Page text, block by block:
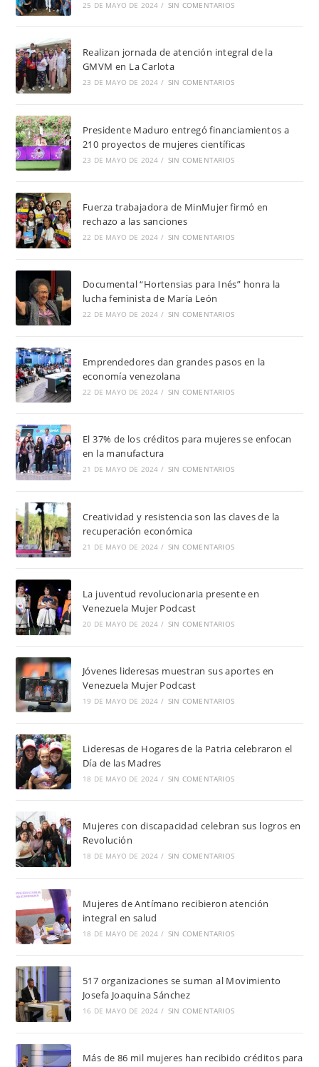
25 DE MAYO DE 2024 / SIN COMENTARIOS
Realizan jornada de atención integral de la
GMVM en La Carlota
23 DE MAYO DE 2024 / SIN COMENTARIOS
Presidente Maduro entregó financiamientos a
210 proyectos de mujeres científicas
23 DE MAYO DE 2024 / SIN COMENTARIOS
Fuerza trabajadora de MinMujer firmó en
rechazo a las sanciones
22 DE MAYO DE 2024 / SIN COMENTARIOS
Documental “Hortensias para Inés” honra la
lucha feminista de María León
22 DE MAYO DE 2024 / SIN COMENTARIOS
Emprendedores dan grandes pasos en la
economía venezolana
22 DE MAYO DE 2024 / SIN COMENTARIOS
El 37% de los créditos para mujeres se enfocan
en la manufactura
21 DE MAYO DE 2024 / SIN COMENTARIOS
Creatividad y resistencia son las claves de la
recuperación económica
21 DE MAYO DE 2024 / SIN COMENTARIOS
La juventud revolucionaria presente en
Venezuela Mujer Podcast
20 DE MAYO DE 2024 / SIN COMENTARIOS
Jóvenes lideresas muestran sus aportes en
Venezuela Mujer Podcast
19 DE MAYO DE 2024 / SIN COMENTARIOS
Lideresas de Hogares de la Patria celebraron el
Día de las Madres
18 DE MAYO DE 2024 / SIN COMENTARIOS
Mujeres con discapacidad celebran sus logros en
Revolución
18 DE MAYO DE 2024 / SIN COMENTARIOS
Mujeres de Antímano recibieron atención
integral en salud
18 DE MAYO DE 2024 / SIN COMENTARIOS
517 organizaciones se suman al Movimiento
Josefa Joaquina Sánchez
16 DE MAYO DE 2024 / SIN COMENTARIOS
Más de 86 mil mujeres han recibido créditos para